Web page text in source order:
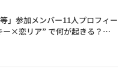
」参加メンバー11人プロフィー
×恋リア” で何が起きる？地